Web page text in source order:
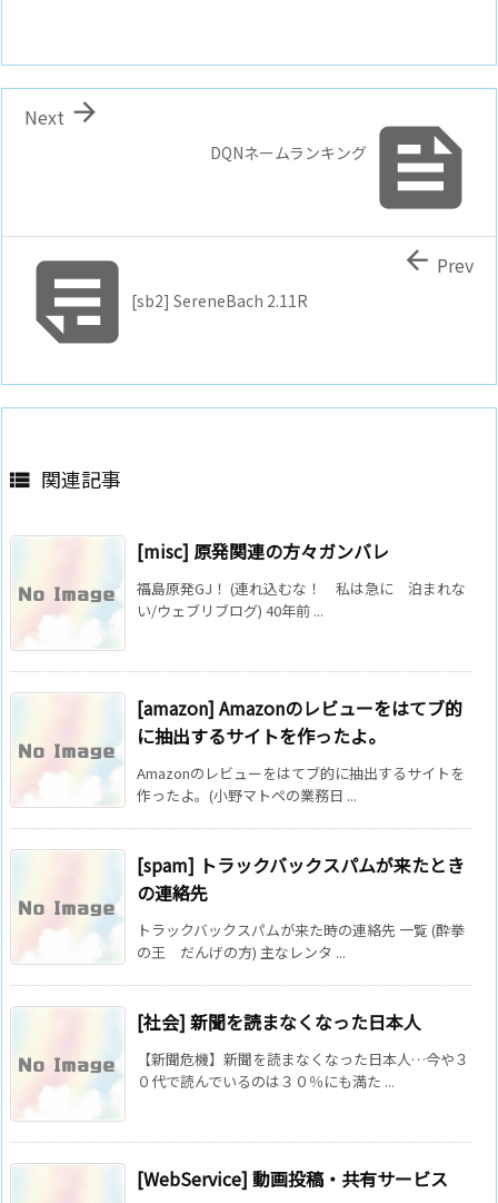

DQNネームランキング

Next
[sb2] SereneBach 2.11R
 Prev
 関連記事
[misc] 原発関連の方々ガンバレ
福島原発GJ！ (連れ込むな！ 私は急に 泊まれな
い/ウェブリブログ) 40年前 ...
[amazon] Amazonのレビューをはてブ的
に抽出するサイトを作ったよ。
Amazonのレビューをはてブ的に抽出するサイトを
作ったよ。(小野マトペの業務日 ...
[spam] トラックバックスパムが来たとき
の連絡先
トラックバックスパムが来た時の連絡先 一覧 (酔拳
の王 だんげの方) 主なレンタ ...
[社会] 新聞を読まなくなった日本人
【新聞危機】新聞を読まなくなった日本人…今や３
０代で読んでいるのは３０％にも満た ...
[WebService] 動画投稿・共有サービス